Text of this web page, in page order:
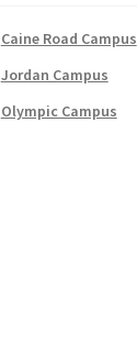
Caine Road Campus
Jordan Campus
Olympic Campus